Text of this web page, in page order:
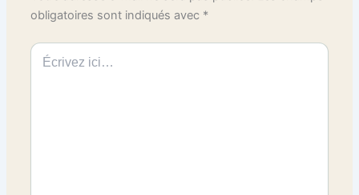
obligatoires sont indiqués avec *
Écrivez
ici…